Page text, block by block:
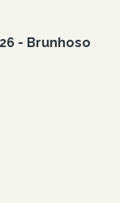
- Brunhoso